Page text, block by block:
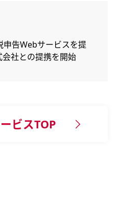
申告Webサービスを提
社との提携を開始
ビスTOP